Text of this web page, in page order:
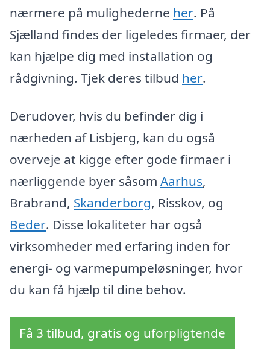
nærmere på mulighederne her. På
Sjælland findes der ligeledes firmaer, der
kan hjælpe dig med installation og
rådgivning. Tjek deres tilbud her.
Derudover, hvis du befinder dig i
nærheden af Lisbjerg, kan du også
overveje at kigge efter gode firmaer i
nærliggende byer såsom Aarhus,
Brabrand, Skanderborg, Risskov, og
Beder. Disse lokaliteter har også
virksomheder med erfaring inden for
energi- og varmepumpeløsninger, hvor
du kan få hjælp til dine behov.
Få 3 tilbud, gratis og uforpligtende